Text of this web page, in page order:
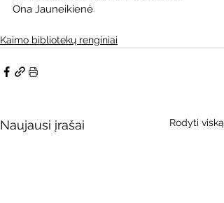
Ona Jauneikienė
Kaimo bibliotekų renginiai
Naujausi įrašai Rodyti viską